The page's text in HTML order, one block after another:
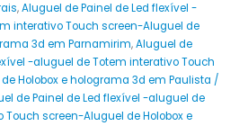
,Aluguel de Painel de Led flexível -
interativo Touch screen-Aluguel de
3d em Parnamirim,Aluguel de
-aluguel de Totem interativo Touch
Holobox e holograma 3d em Paulista /
de Painel de Led flexível -aluguel de
Touch screen-Aluguel de Holobox e